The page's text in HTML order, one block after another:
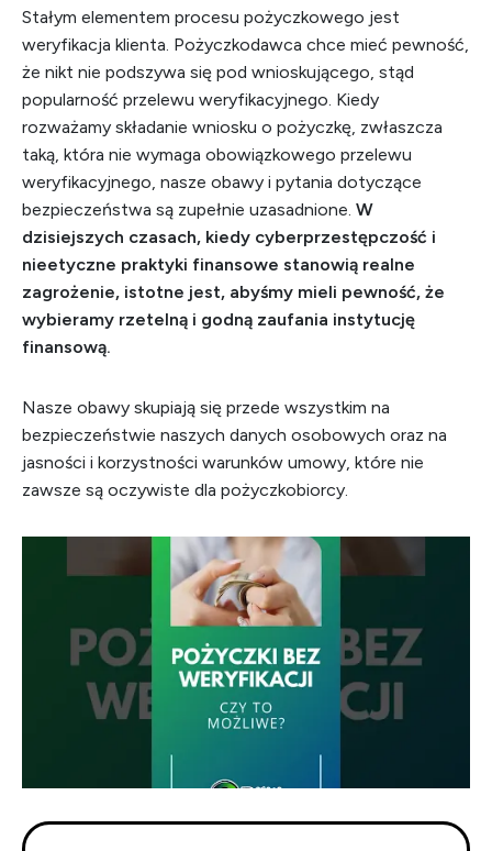
Stałym elementem procesu pożyczkowego jest
weryfikacja klienta. Pożyczkodawca chce mieć pewność,
że nikt nie podszywa się pod wnioskującego, stąd
popularność przelewu weryfikacyjnego. Kiedy
rozważamy składanie wniosku o pożyczkę, zwłaszcza
taką, która nie wymaga obowiązkowego przelewu
weryfikacyjnego, nasze obawy i pytania dotyczące
bezpieczeństwa są zupełnie uzasadnione. W
dzisiejszych czasach, kiedy cyberprzestępczość i
nieetyczne praktyki finansowe stanowią realne
zagrożenie, istotne jest, abyśmy mieli pewność, że
wybieramy rzetelną i godną zaufania instytucję
finansową.
Nasze obawy skupiają się przede wszystkim na
bezpieczeństwie naszych danych osobowych oraz na
jasności i korzystności warunków umowy, które nie
zawsze są oczywiste dla pożyczkobiorcy.